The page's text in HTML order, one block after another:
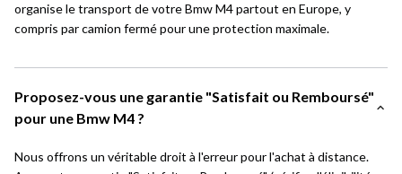
organise le transport de votre Bmw M4 partout en Europe, y
compris par camion fermé pour une protection maximale.
Proposez-vous une garantie "Satisfait ou Remboursé"
pour une Bmw M4 ?
Nous offrons un véritable droit à l'erreur pour l'achat à distance.